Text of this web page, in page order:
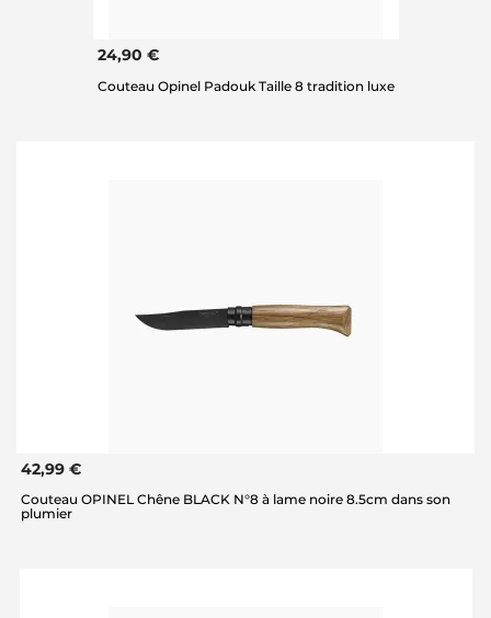
24,90 €
Couteau Opinel Padouk Taille 8 tradition luxe
42,99 €
Couteau OPINEL Chêne BLACK N°8 à lame noire 8.5cm dans son
plumier